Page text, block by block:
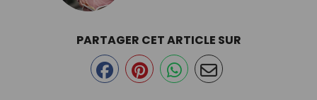
PARTAGER CET ARTICLE SUR